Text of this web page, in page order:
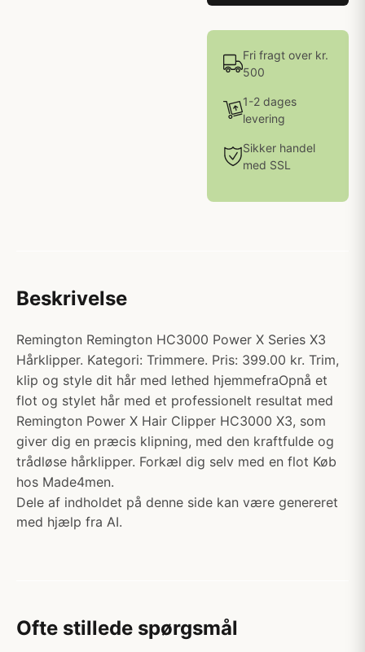
Fri fragt over kr.
500
1-2 dages
levering
Sikker handel
med SSL
Beskrivelse
Remington Remington HC3000 Power X Series X3
Hårklipper. Kategori: Trimmere. Pris: 399.00 kr. Trim,
klip og style dit hår med lethed hjemmefraOpnå et
flot og stylet hår med et professionelt resultat med
Remington Power X Hair Clipper HC3000 X3, som
giver dig en præcis klipning, med den kraftfulde og
trådløse hårklipper. Forkæl dig selv med en flot Køb
hos Made4men.
Dele af indholdet på denne side kan være genereret
med hjælp fra AI.
Ofte stillede spørgsmål